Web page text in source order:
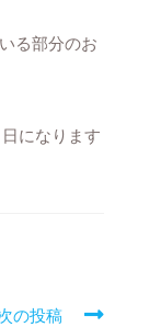
る部分のお
になります
の投稿